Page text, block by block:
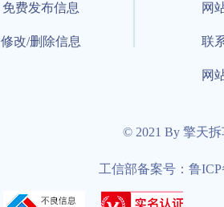
免费发布信息
修改/删除信息
网
联
网
© 2021 By 擎天
工信部备案号：鲁